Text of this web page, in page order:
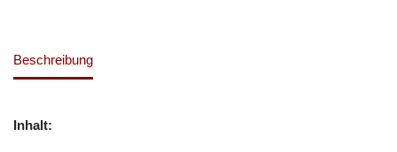
Beschreibung
Inhalt: